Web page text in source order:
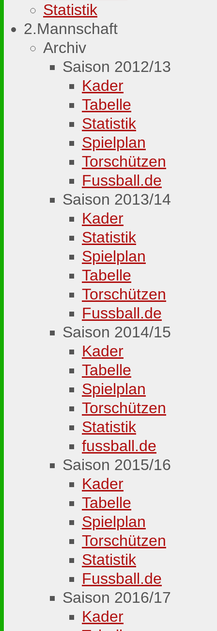
Statistik
2.Mannschaft
Archiv
Saison 2012/13
Kader
Tabelle
Statistik
Spielplan
Torschützen
Fussball.de
Saison 2013/14
Kader
Statistik
Spielplan
Tabelle
Torschützen
Fussball.de
Saison 2014/15
Kader
Tabelle
Spielplan
Torschützen
Statistik
fussball.de
Saison 2015/16
Kader
Tabelle
Spielplan
Torschützen
Statistik
Fussball.de
Saison 2016/17
Kader